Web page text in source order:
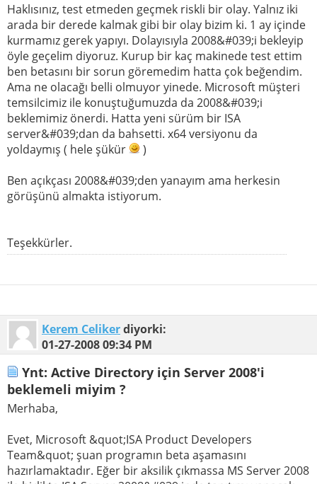
Haklısınız, test etmeden geçmek riskli bir olay. Yalnız iki
arada bir derede kalmak gibi bir olay bizim ki. 1 ay içinde
kurmamız gerek yapıyı. Dolayısıyla 2008&#039;i bekleyip
öyle geçelim diyoruz. Kurup bir kaç makinede test ettim
ben betasını bir sorun göremedim hatta çok beğendim.
Ama ne olacağı belli olmuyor yinede. Microsoft müşteri
temsilcimiz ile konuştuğumuzda da 2008&#039;i
beklemimiz önerdi. Hatta yeni sürüm bir ISA
server&#039;dan da bahsetti. x64 versiyonu da
yoldaymış ( hele şükür
)
Ben açıkçası 2008&#039;den yanayım ama herkesin
görüşünü almakta istiyorum.
Teşekkürler.
Kerem Celikerdiyorki:
01-27-200809:34 PM
Ynt: Active Directory için Server 2008'i
beklemeli miyim ?
Merhaba,
Evet, Microsoft &quot;ISA Product Developers
Team&quot; şuan programın beta aşamasını
hazırlamaktadır. Eğer bir aksilik çıkmassa MS Server 2008